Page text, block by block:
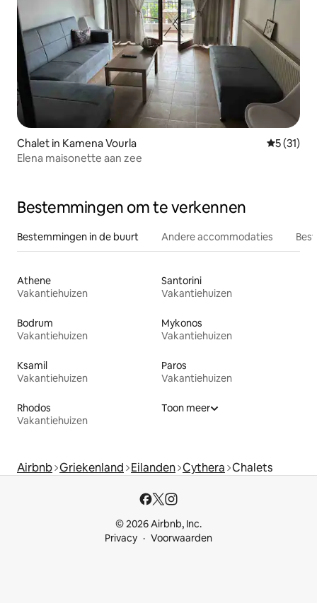
Chalet in Kamena Vourla
5 (31)
Elena maisonette aan zee
Bestemmingen om te verkennen
Bestemmingen in de buurt Andere accommodaties
Athene
Vakantiehuizen
Santorini
Vakantiehuizen
Bodrum
Vakantiehuizen
Mykonos
Vakantiehuizen
Ksamil
Vakantiehuizen
Paros
Vakantiehuizen
Rhodos
Vakantiehuizen
Toon meer
Airbnb Griekenland Eilanden Cythera Chalets
© 2026 Airbnb, Inc.
Privacy
Voorwaarden